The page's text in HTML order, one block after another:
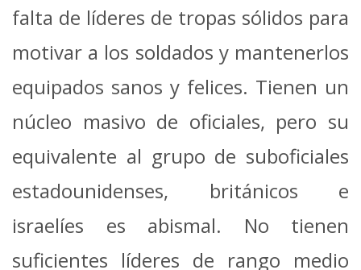
falta de líderes de tropas sólidos para
motivar a los soldados y mantenerlos
equipados sanos y felices. Tienen un
núcleo masivo de oficiales, pero su
equivalente al grupo de suboficiales
estadounidenses, británicos e
israelíes es abismal. No tienen
suficientes líderes de rango medio